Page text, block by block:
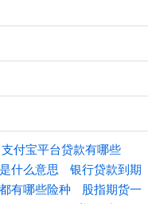
支付宝平台贷款有哪些
什么意思
银行贷款到期
有哪些险种
股指期货一